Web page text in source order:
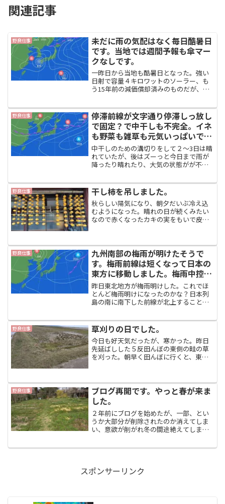
関連記事
野良仕事
未だに雨の気配はなく毎日酷暑日
です。当地では週間予報も傘マー
クなしです。
一昨日から当地も酷暑日となった。強い
日射で容量４キロワットのソーラー、も
う15年前の減価償却済みのものだが、今
で北海道は停滞前線で豪雨に見舞われて
いる。以前は北海道...
野良仕事
停滞前線が文字通り停滞しっ放し
で固定？で中干しも不完全。イネ
も野菜も雑草も元気いっぱいでは
ありますが。
中干しのための溝切りをして２～3日は晴
れていたが、後はズーっと今日まで雨が
降ったり晴れたり、大気の状態がが不安
報。九州など西日本は連日の豪雨で被害
が出ている。「11日(...
野良仕事 干し柿を吊しました。
秋らしい陽気になり、朝夕だいぶ冷え込
むようになった。晴れの日が続くみたい
なので赤くなったカキの実をもいで皮を
し柿にちょうど良い。幼い頃から我が家
の畑にある柿の木だ。ほ...
野良仕事
九州南部の梅雨が明けたそうで
す。梅雨前線は短くなって日本の
東方に移動しました。梅雨中控え
ていた水遣りを毎日しています。
昨日東北地方が梅雨明けした。これでほ
とんど梅雨明けになったのかな？日本列
島の南に南下した前線が北上することな
週間は晴れが続くみたいだから、このま
ま梅雨が明けてしまいそう...
野良仕事 草刈りの日でした。
今日も好天気だったが、寒かった。昨日
先延ばしした５反田んぼの東側の畦の草
を刈った。朝早く田んぼに行くと、東隣
かった。家に戻ると、だいぶ伸びてきた
畑の肥やしの元である雑草...
野良仕事
ブログ再開です。やっと春が来ま
した。
２年前にブログを始めたが、一部、とい
うか大部分が削除されたのか消えてしま
い、意欲が削がれ冬の間途絶えてしまっ
スポンサーリンク